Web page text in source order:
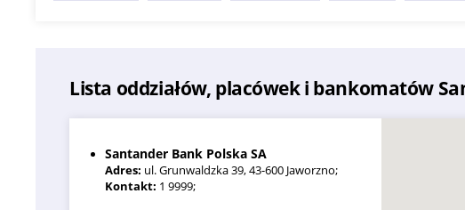
Lista oddziałów, placówek i bankomatów
Santander Bank Polska SA
Adres: ul. Grunwaldzka 39, 43-600 Jaworzno;
Kontakt: 1 9999;